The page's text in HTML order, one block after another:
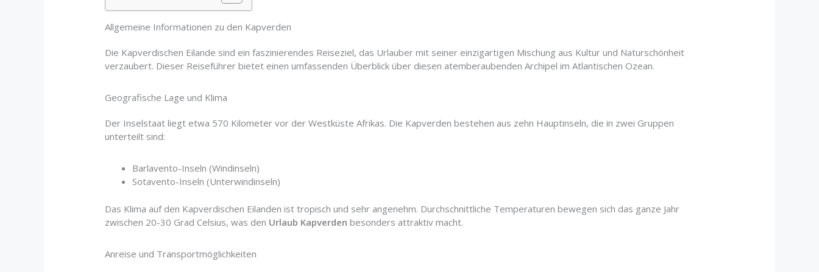
Allgemeine Informationen zu den Kapverden
Die Kapverdischen Eilande sind ein faszinierendes Reiseziel, das Urlauber mit seiner einzigartigen Mischung aus Kultur und Naturschönheit
verzaubert. Dieser Reiseführer bietet einen umfassenden Überblick über diesen atemberaubenden Archipel im Atlantischen Ozean.
Geografische Lage und Klima
Der Inselstaat liegt etwa 570 Kilometer vor der Westküste Afrikas. Die Kapverden bestehen aus zehn Hauptinseln, die in zwei Gruppen
unterteilt sind:
Barlavento-Inseln (Windinseln)
Sotavento-Inseln (Unterwindinseln)
Das Klima auf den Kapverdischen Eilanden ist tropisch und sehr angenehm. Durchschnittliche Temperaturen bewegen sich das ganze Jahr
zwischen 20-30 Grad Celsius, was den Urlaub Kapverden besonders attraktiv macht.
Anreise und Transportmöglichkeiten